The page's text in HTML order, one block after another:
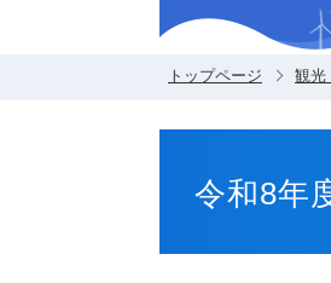
トップページ 観光
令和8年